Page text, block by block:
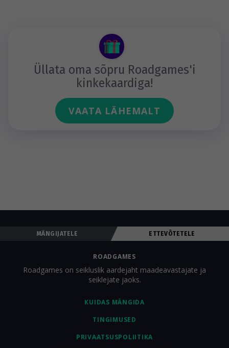
Üllata oma sõpru Roadgames'i
kinkekaardiga!
VAATA LÄHEMALT
MÄNGIJATELE ETTEVÕTETELE
KUIDAS MÄNGIDA
TINGIMUSED
PRIVAATSUSPOLIITIKA
ROADGAMES
Roadgames on seikluslik aardejaht maadeavastajate ja
seiklejate jaoks.